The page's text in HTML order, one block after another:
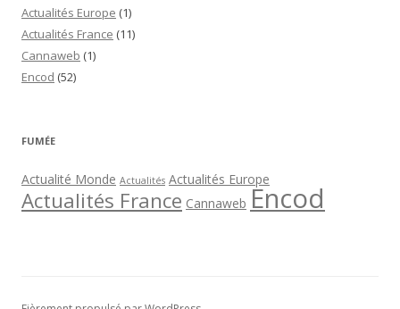
Actualités Europe (1)
Actualités France (11)
Cannaweb (1)
Encod (52)
FUMÉE
Actualité Monde Actualités Actualités Europe
Actualités France Cannaweb Encod